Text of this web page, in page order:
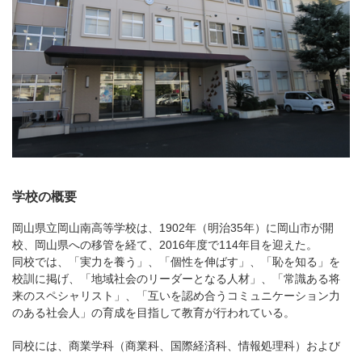
学校の概要
岡山県立岡山南高等学校は、1902年（明治35年）に岡山市が開
校、岡山県への移管を経て、2016年度で114年目を迎えた。
同校では、「実力を養う」、「個性を伸ばす」、「恥を知る」を
校訓に掲げ、「地域社会のリーダーとなる人材」、「常識ある将
来のスペシャリスト」、「互いを認め合うコミュニケーション力
のある社会人」の育成を目指して教育が行われている。
同校には、商業学科（商業科、国際経済科、情報処理科）および